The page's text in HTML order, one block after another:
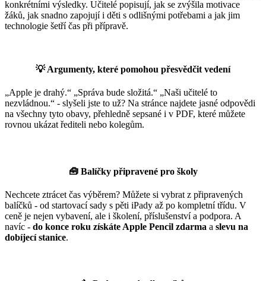
konkrétními výsledky. Učitelé popisují, jak se zvýšila motivace
žáků, jak snadno zapojují i děti s odlišnými potřebami a jak jim
technologie šetří čas při přípravě.
💡 Argumenty, které pomohou přesvědčit vedení
„Apple je drahý.“ „Správa bude složitá.“ „Naši učitelé to
nezvládnou.“ - slyšeli jste to už? Na stránce najdete jasné odpovědi
na všechny tyto obavy, přehledně sepsané i v PDF, které můžete
rovnou ukázat řediteli nebo kolegům.
🧰 Balíčky připravené pro školy
Nechcete ztrácet čas výběrem? Můžete si vybrat z připravených
balíčků - od startovací sady s pěti iPady až po kompletní třídu. V
ceně je nejen vybavení, ale i školení, příslušenství a podpora. A
navíc - do konce roku získáte Apple Pencil zdarma a slevu na
dobíjecí stanice.